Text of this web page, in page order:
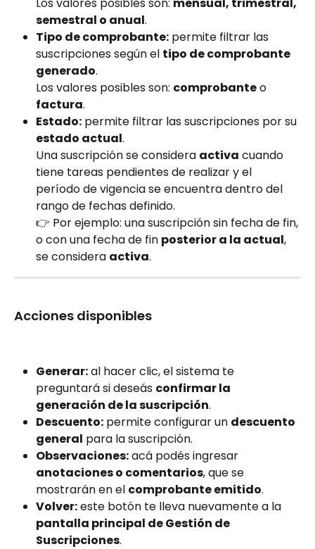
Los valores posibles son: mensual, trimestral,
semestral o anual.
Tipo de comprobante: permite filtrar las
suscripciones según el tipo de comprobante
generado.
Los valores posibles son: comprobante o
factura.
Estado: permite filtrar las suscripciones por su
estado actual.
Una suscripción se considera activa cuando
tiene tareas pendientes de realizar y el
período de vigencia se encuentra dentro del
rango de fechas definido.
👉 Por ejemplo: una suscripción sin fecha de fin,
o con una fecha de fin posterior a la actual,
se considera activa.
Acciones disponibles
Generar: al hacer clic, el sistema te
preguntará si deseás confirmar la
generación de la suscripción.
Descuento: permite configurar un descuento
general para la suscripción.
Observaciones: acá podés ingresar
anotaciones o comentarios, que se
mostrarán en el comprobante emitido.
Volver: este botón te lleva nuevamente a la
pantalla principal de Gestión de
Suscripciones.